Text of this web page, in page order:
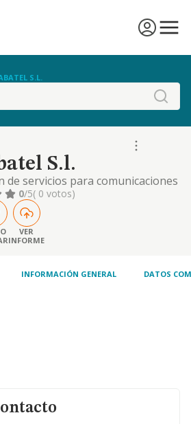
S.L.
S.l.
de servicios para comunicaciones
movil
0/5( 0 votos)
VER
INFORME
INFORMACIÓN GENERAL DATOS